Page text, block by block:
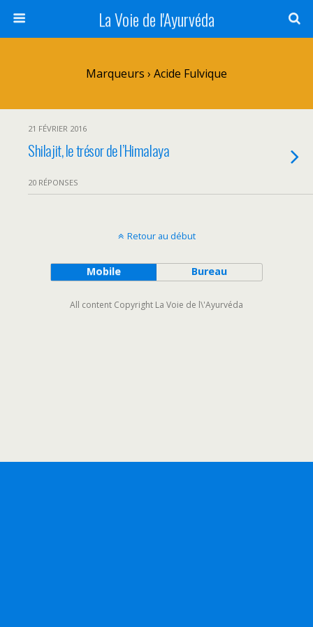
La Voie de l'Ayurvéda
Marqueurs › Acide Fulvique
21 FÉVRIER 2016
Shilajit, le trésor de l’Himalaya
20 RÉPONSES
Retour au début
Mobile Bureau
All content Copyright La Voie de l\'Ayurvéda